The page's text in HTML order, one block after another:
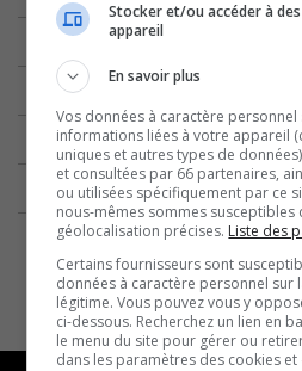
Stocker et/ou accéder à
appareil
En savoir plus
Vos données à caractère
informations liées à votre appareil
uniques et autres types de
et consultées par 66 partenaires,
ou utilisées spécifiquement par ce
nous-mêmes sommes
géolocalisation précises. Liste des
Certains fournisseurs sont
données à caractère personnel sur
légitime. Vous pouvez vous y
ci-dessous. Recherchez un lien en
le menu du site pour gérer ou
dans les paramètres des cookies